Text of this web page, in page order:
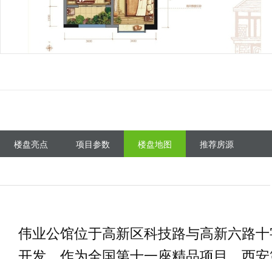
楼盘亮点 项目参数 楼盘地图 推荐房源
伟业公馆位于高新区科技路与高新六路